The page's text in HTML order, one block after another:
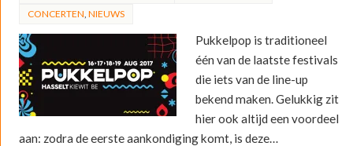
CONCERTEN NIEUWS
Pukkelpop is traditioneel
één van de laatste festivals
die iets van de line-up
bekend maken. Gelukkig zit
hier ook altijd een voordeel
aan: zodra de eerste aankondiging komt, is deze…